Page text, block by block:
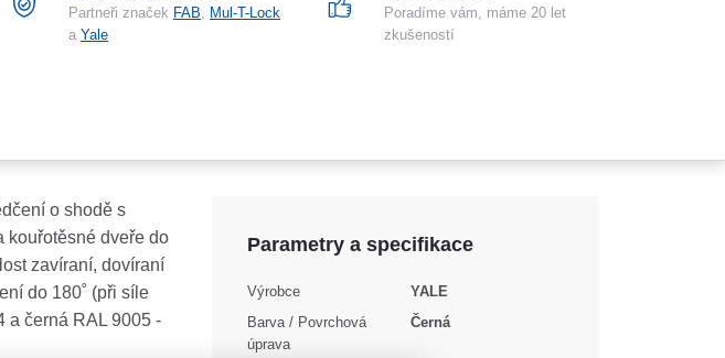
Partneři značek FAB
Mul-T-Lock
a Yale
Poradíme vám, máme 20 let
zkušeností
o shodě s
kouřotěsné dveře do
zavíraní, dovíraní
do 180˚ (při síle
a černá RAL 9005 -
Parametry a specifikace
Výrobce
YALE
Barva / Povrchová
úprava
Černá